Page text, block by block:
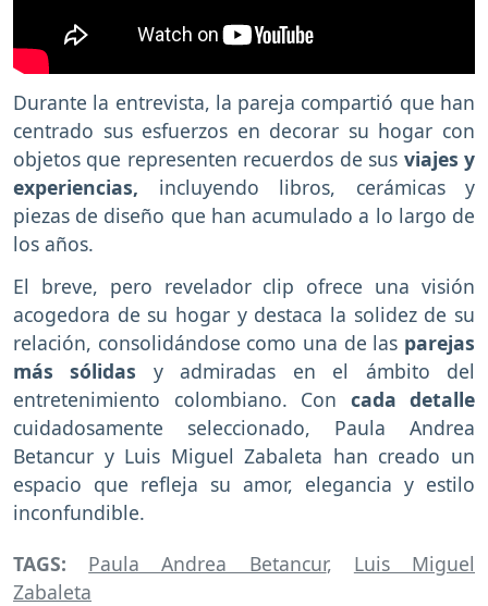
Durante la entrevista, la pareja compartió que han
centrado sus esfuerzos en decorar su hogar con
objetos que representen recuerdos de sus viajes y
experiencias, incluyendo libros, cerámicas y
piezas de diseño que han acumulado a lo largo de
los años.
El breve, pero revelador clip ofrece una visión
acogedora de su hogar y destaca la solidez de su
relación, consolidándose como una de las parejas
más sólidas y admiradas en el ámbito del
entretenimiento colombiano. Con cada detalle
cuidadosamente seleccionado, Paula Andrea
Betancur y Luis Miguel Zabaleta han creado un
espacio que refleja su amor, elegancia y estilo
inconfundible.
TAGS: Paula Andrea Betancur, Luis Miguel
Zabaleta